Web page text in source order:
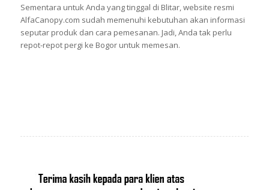
Sementara untuk Anda yang tinggal di Blitar, website resmi
AlfaCanopy.com sudah memenuhi kebutuhan akan informasi
seputar produk dan cara pemesanan. Jadi, Anda tak perlu
repot-repot pergi ke Bogor untuk memesan.